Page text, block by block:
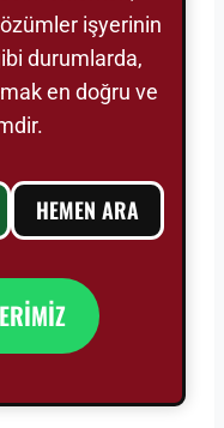
işyerinin
durumlarda,
en doğru ve
HEMEN ARA